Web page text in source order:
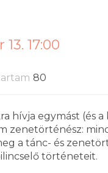
17:00
80
hívja egymást (és
zenetörténész:
a tánc- és
történeteit.